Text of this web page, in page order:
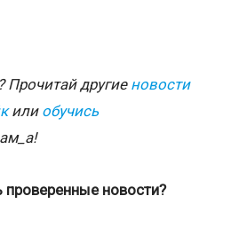
Прочитай другие новости
или обучись
новости?